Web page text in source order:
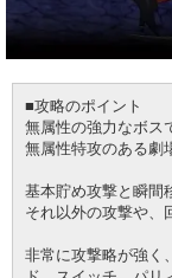
■攻略のポイント
無属性の強力なボス
無属性特攻のある劇
基本貯め攻撃と瞬間
それ以外の攻撃や、
非常に攻撃略が強く